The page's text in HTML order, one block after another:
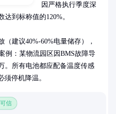
因严格执行季度深
到标称值的120%。
建议40%-60%电量储存），
例：某物流园区因BMS故障导
。所有电池都应配备温度传感
停机降温。
信